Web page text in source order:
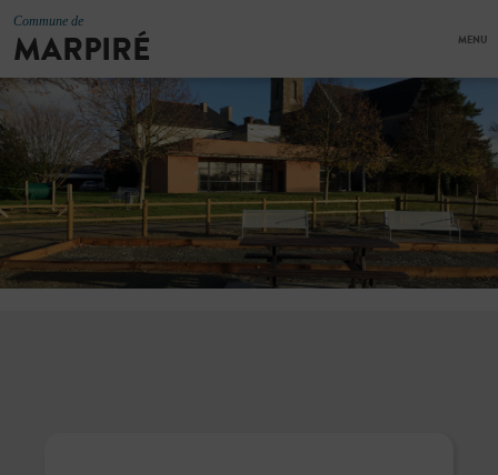
Commune de
MARPIRÉ MENU